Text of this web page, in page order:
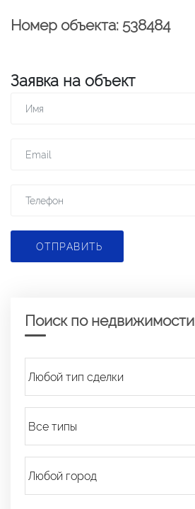
Номер объекта: 538484
Заявка на объект
ОТПРАВИТЬ
Поиск по недвижимости